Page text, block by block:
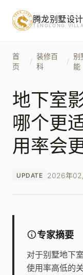
腾龙别墅设计
TENGLONG
首
页
/
装修百
科
/
别
能
地下室
哪个更
用率会
UPDATE 2026年02
专家摘要
对于别墅地下
使用率高低的
预约设计咨
姓名*
手机号*
房屋面积（㎡）